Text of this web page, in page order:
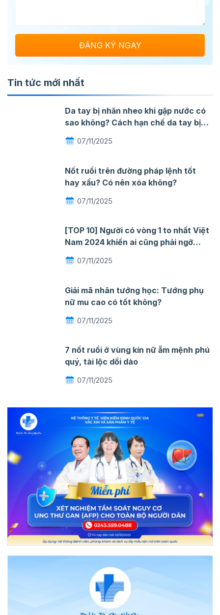
Tin tức mới nhất
Da tay bị nhăn nheo khi gặp nước có
sao không? Cách hạn chế da tay bị
nhăn khi gặp nước
07/11/2025
Nốt ruồi trên đường pháp lệnh tốt
hay xấu? Có nên xóa không?
07/11/2025
[TOP 10] Người có vòng 1 to nhất Việt
Nam 2024 khiến ai cũng phải ngỡ
ngàng mê đắm
07/11/2025
Giải mã nhân tướng học: Tướng phụ
nữ mu cao có tốt không?
07/11/2025
7 nốt ruồi ở vùng kín nữ ẵm mệnh phú
quý, tài lộc dồi dào
07/11/2025